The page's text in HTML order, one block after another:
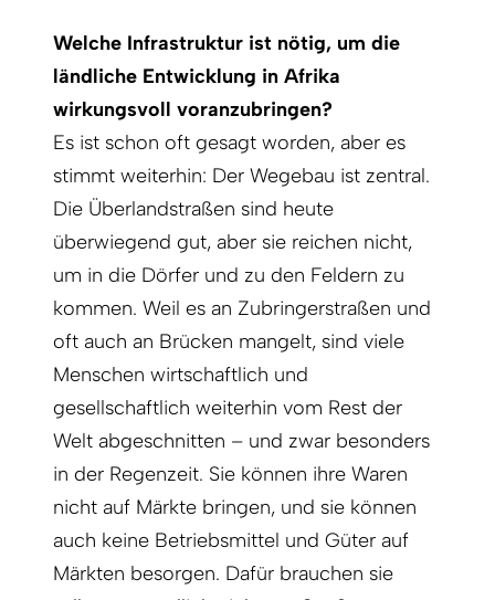
Welche Infrastruktur ist nötig, um die
ländliche Entwicklung in Afrika
wirkungsvoll voranzubringen?
Es ist schon oft gesagt worden, aber es
stimmt weiterhin: Der Wegebau ist zentral.
Die Überlandstraßen sind heute
überwiegend gut, aber sie reichen nicht,
um in die Dörfer und zu den Feldern zu
kommen. Weil es an Zubringerstraßen und
oft auch an Brücken mangelt, sind viele
Menschen wirtschaftlich und
gesellschaftlich weiterhin vom Rest der
Welt abgeschnitten – und zwar besonders
in der Regenzeit. Sie können ihre Waren
nicht auf Märkte bringen, und sie können
auch keine Betriebsmittel und Güter auf
Märkten besorgen. Dafür brauchen sie